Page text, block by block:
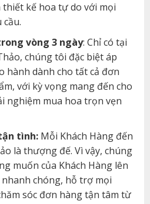
kế hoa tự do với mọi
cầu.
vòng 3 ngày: Chỉ có tại
chúng tôi đặc biệt áp
hành dành cho tất cả đơn
với kỳ vọng mang đến cho
nghiệm mua hoa trọn vẹn
tình:Mỗi Khách Hàng đến
là thượng đế. Vì vậy, chúng
muốn của Khách Hàng lên
chóng, hỗ trợ mọi
sóc đơn hàng tận tâm từ